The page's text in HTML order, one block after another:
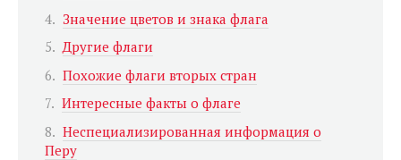
Значение цветов и знака флага
Другие флаги
Похожие флаги вторых стран
Интересные факты о флаге
Неспециализированная информация о
Перу